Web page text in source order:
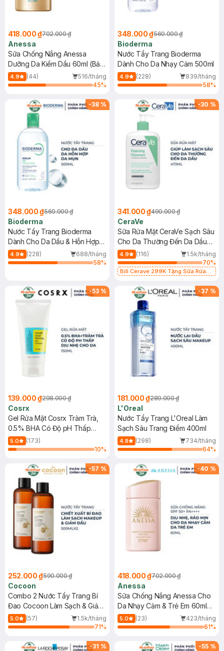
418.000 ₫702.000 ₫
Anessa
Sữa Chống Nắng Anessa
Dưỡng Da Kiềm Dầu 60ml (Bản
Mới)
4.9 (44)
516/tháng
45%
348.000 ₫560.000 ₫
Bioderma
Nước Tẩy Trang Bioderma
Dành Cho Da Nhạy Cảm 500ml
4.9 (228)
839/tháng
58%
-38 %
348.000 ₫560.000 ₫
Bioderma
Nước Tẩy Trang Bioderma
Dành Cho Da Dầu & Hỗn Hợp
500ml
4.9 (228)
688/tháng
58%
-30 %
341.000 ₫490.000 ₫
CeraVe
Sữa Rửa Mặt CeraVe Sạch Sâu
Cho Da Thường Đến Da Dầu
473ml
4.9 (116)
1.5k/tháng
70%
Bill Cerave 299K Tặng Sữa Rửa
-53 %
139.000 ₫298.000 ₫
Cosrx
Gel Rửa Mặt Cosrx Tràm Trà,
0.5% BHA Có Độ pH Thấp
150ml
5.0
(173)
10%
-37 %
181.000 ₫289.000 ₫
L'Oreal
Nước Tẩy Trang L'Oreal Làm
Sạch Sâu Trang Điểm 400ml
4.8 (298)
734/tháng
64%
-57 %
252.000 ₫590.000 ₫
Cocoon
Combo 2 Nước Tẩy Trang Bí
Đao Cocoon Làm Sạch & Giảm
Dầu 500ml
5.0 (57)
1.5k/tháng
71%
-40 %
418.000 ₫702.000 ₫
Anessa
Sữa Chống Nắng Anessa Cho
Da Nhạy Cảm & Trẻ Em 60ml
(Mới)
5.0 (23)
423/tháng
61%
-31 % -55 %